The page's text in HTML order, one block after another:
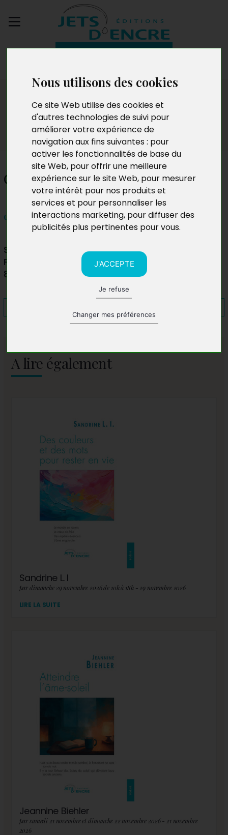
Nous utilisons des cookies
Ce site Web utilise des cookies et
d'autres technologies de suivi pour
améliorer votre expérience de
navigation aux fins suivantes : pour
activer les fonctionnalités de base du
site Web, pour offrir une meilleure
expérience sur le site Web, pour mesurer
votre intérêt pour nos produits et
services et pour personnaliser les
interactions marketing, pour diffuser des
publicités plus pertinentes pour vous.
J'ACCEPTE
Je refuse
Changer mes préférences
Salon
Claude Rouge
dimanche 1er décembre 2024 de 10h à 18h
Salon du livre de Castellet
Place du Champ de Bataille
83330 Le Castellet
A lire également
Sandrine L. I
par dimanche 29 novembre 2026 de 10h à 18h - 29 novembre 2026
LIRE LA SUITE
Jeannine Biehler
par samedi 21 novembre et dimanche 22 novembre 2026 - 21 novembre
2026